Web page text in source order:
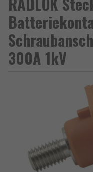
300A 1kV